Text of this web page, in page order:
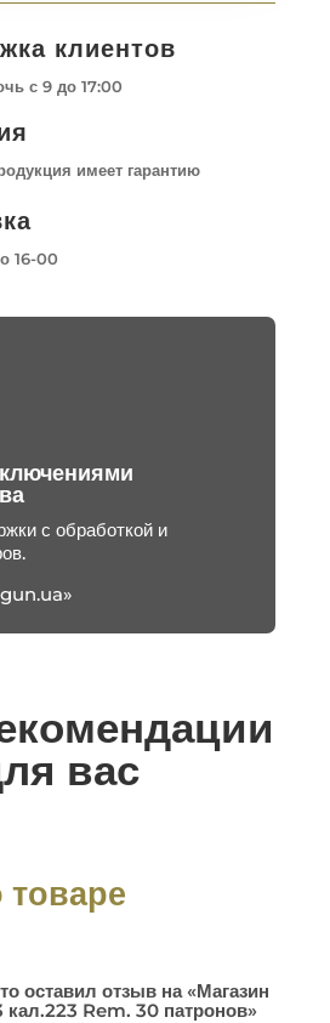
клиентов
с 9 до 17:00
имеет гарантию
16-00
с обработкой и
вас
оставил отзыв на «Магазин
Rem. 30 патронов»